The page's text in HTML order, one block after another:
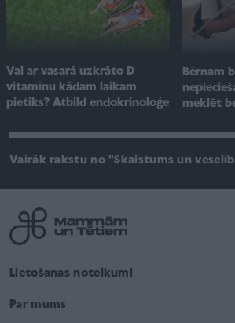
Vai ar vasarā uzkrāto D
vitamīnu kādam laikam
pietiks? Atbild endokrinoloģe
Bērnam
meklēt
Vairāk rakstu no "Skaistums un
Lietošanas noteikumi
Par mums